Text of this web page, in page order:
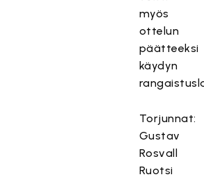
myös
ottelun
päätteeksi
käydyn
Torjunnat:
Gustav
Rosvall
Ruotsi